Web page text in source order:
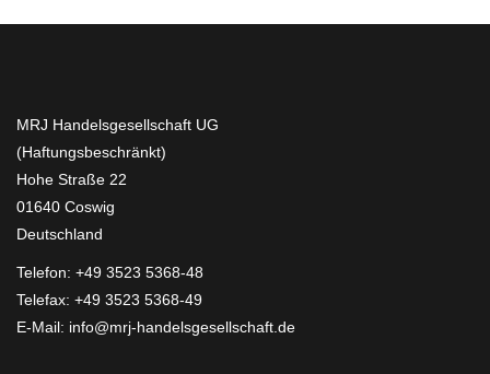
MRJ Handelsgesellschaft UG
(Haftungsbeschränkt)
Hohe Straße 22
01640 Coswig
Deutschland
Telefon: +49 3523 5368-48
Telefax: +49 3523 5368-49
E-Mail: info@mrj-handelsgesellschaft.de